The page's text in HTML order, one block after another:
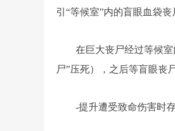
引“等候室”内的盲眼血袋丧
在巨大丧尸经过等候
尸”压死），之后等盲眼丧
-提升遭受致命伤害时